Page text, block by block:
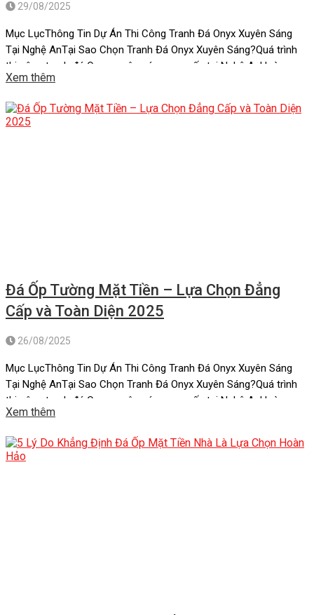
29/08/2025
Mục LụcThông Tin Dự Án Thi Công Tranh Đá Onyx Xuyên Sáng
Tại Nghệ AnTại Sao Chọn Tranh Đá Onyx Xuyên Sáng?Quá trình
thi công tranh đá Onyx xuyên sáng cao cấp tại Nghệ AnHoàn
thành công trình tranh đá Onyx xuyên sáng cao cấp tại Nghệ
Xem thêm
Đá Ốp Tường Mặt Tiền – Lựa Chọn Đẳng
Cấp và Toàn Diện 2025
26/08/2025
Mục LụcThông Tin Dự Án Thi Công Tranh Đá Onyx Xuyên Sáng
Tại Nghệ AnTại Sao Chọn Tranh Đá Onyx Xuyên Sáng?Quá trình
thi công tranh đá Onyx xuyên sáng cao cấp tại Nghệ AnHoàn
thành công trình tranh đá Onyx xuyên sáng cao cấp tại Nghệ
Xem thêm